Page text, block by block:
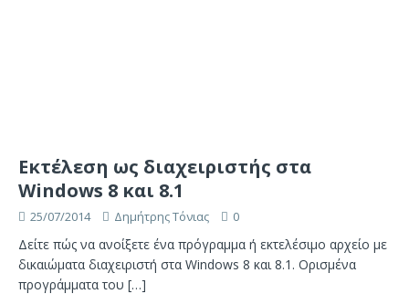
Εκτέλεση ως διαχειριστής στα
Windows 8 και 8.1
25/07/2014 Δημήτρης Τόνιας 0
Δείτε πώς να ανοίξετε ένα πρόγραμμα ή εκτελέσιμο αρχείο με
δικαιώματα διαχειριστή στα Windows 8 και 8.1. Ορισμένα
προγράμματα του […]